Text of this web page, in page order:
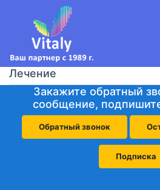
Лечение
Закажите обратный
сообщение,
Обратный звонок
Подписка